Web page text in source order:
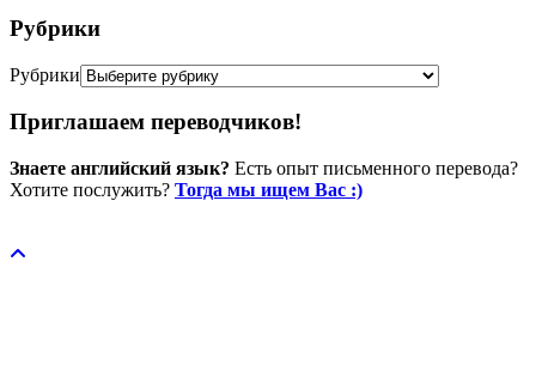
Рубрики
Рубрики
Приглашаем переводчиков!
Знаете английский язык? Есть опыт письменного перевода?
Хотите послужить? Тогда мы ищем Вас :)